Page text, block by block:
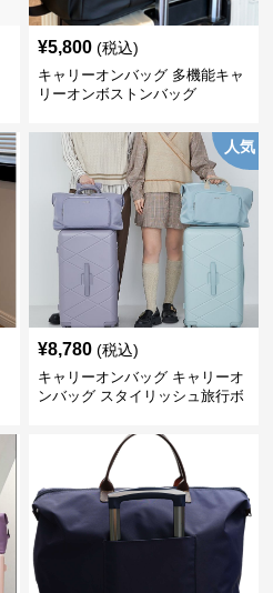
¥5,800 (税込)
キャリーオンバッグ 多機能キャ
リーオンボストンバッグ
人気
¥8,780 (税込)
キャリーオンバッグ キャリーオ
ンバッグ スタイリッシュ旅行ボ